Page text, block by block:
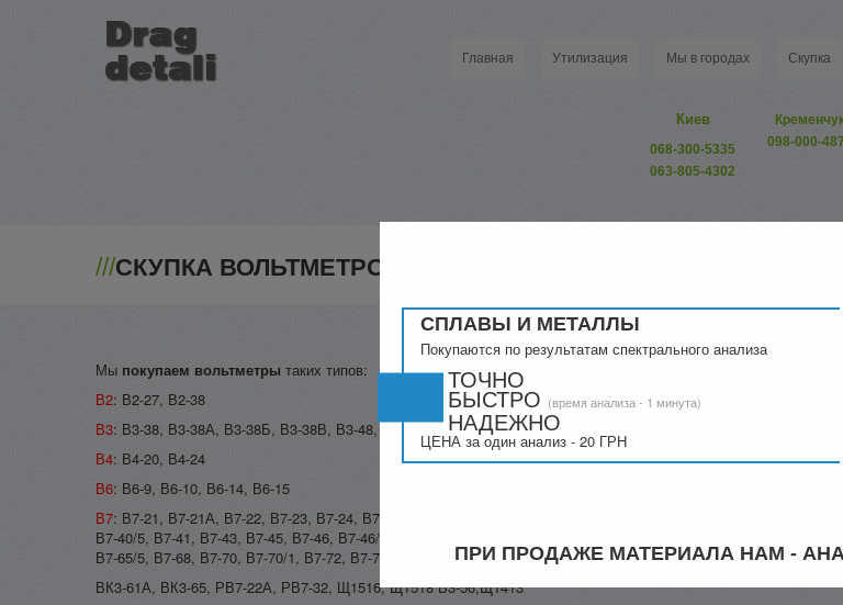
Главная Утилизация Мы в городах Скупка
Киев
068-300-5335
063-805-4302
098-000-
СПЛАВЫ И МЕТАЛЛЫ
Покупаются по результатам спектрального анализа
ТОЧНО
БЫСТРО (время анализа - 1 минута)
НАДЕЖНО
ЦЕНА за один анализ - 20 ГРН
ПРИ ПРОДАЖЕ МАТЕРИАЛА НАМ -
///СКУПКА ВОЛЬТМЕТРОВ
Мы покупаем вольтметры таких типов:
В2: В2-27, В2-38
В3: В3-38, В3-38А, В3-38Б, В3-38В, В3-48, В3-48А, В3-49, В3-50, В3-52, В3-52/1, В3-55, В3-55А, В3-57, В3-59,
В4: В4-20, В4-24
В6: В6-9, В6-10, В6-14, В6-15
В7: В7-21, В7-21А, В7-22, В7-23, В7-24, В7-26, В7-27, В7-27А, В7-27А/1, В7-28, В7-32, В7-34, В7-34/1, В7-34А,
В7-40/5, В7-41, В7-43, В7-45, В7-46, В7-46/1, В7-47, В7-53, В7-53/1, В7-54/2, В7-54/2, В7-54/3, В7-57/1, В7-57/
В7-65/5, В7-68, В7-70, В7-70/1, В7-72, В7-73, В7-73/1, В7-73/2, В7-77, В7Э-42
ВК3-61А, ВК3-65, РВ7-22А, РВ7-32, Щ1516, Щ1518 В3-56,Щ1413